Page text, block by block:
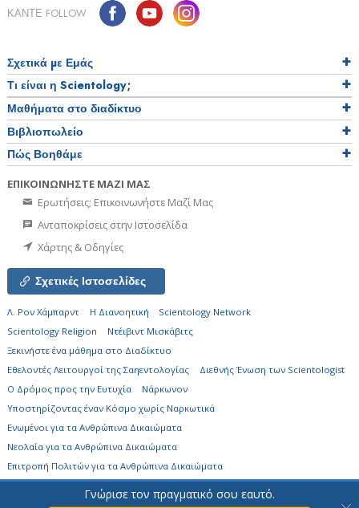
Γνώρισε τον πραγματικό σου εαυτό.
ΚΑΝΤΕ FOLLOW
Σχετικά µε Εμάς
Τι είναι η Scientology;
Μαθήματα στο διαδίκτυο
Βιβλιοπωλείο
Πώς Βοηθάμε
ΕΠΙΚΟΙΝΩΝΗΣΤΕ ΜΑΖΙ ΜΑΣ
Ερωτήσεις; Επικοινωνήστε Μαζί Μας
Ανταποκρίσεις στην Ιστοσελίδα
Χάρτης & Οδηγίες
Σχετικές Ιστοσελίδες
Λ. Ρον Χάμπαρντ Η Διανοητική
Scientology Network
Scientology Religion
Ντέιβιντ Μισκάβιτς
Ξεκινήστε ένα μάθημα στο Διαδίκτυο
Εθελοντές Λειτουργοί της Σαηεντολογίας
Διεθνής Ένωση των Scientologist
Ο Δρόμος προς την Ευτυχία
Νάρκωνον
Υποστηρίζοντας έναν Κόσμο χωρίς Ναρκωτικά
Ενωµένοι για τα Ανθρώπινα Δικαιώµατα
Νεολαία για τα Ανθρώπινα Δικαιώματα
Επιτροπή Πολιτών για τα Ανθρώπινα Δικαιώματα
Church of Scientology Flag Ship Service Organization.Όλα τα